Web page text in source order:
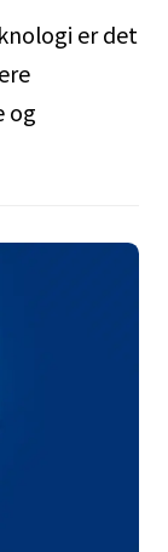
er det
og